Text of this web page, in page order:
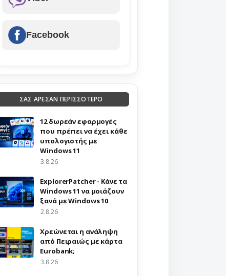
Facebook
ΣΑΣ ΑΡΕΣΑΝ ΠΕΡΙΣΣΟΤΕΡΟ
12 δωρεάν εφαρμογές
που πρέπει να έχει κάθε
υπολογιστής με
Windows 11
3.8.26
ExplorerPatcher - Κάνε τα
Windows 11 να μοιάζουν
ξανά με Windows 10
2.8.26
Χρεώνεται η ανάληψη
από Πειραιώς με κάρτα
Eurobank;
3.8.26